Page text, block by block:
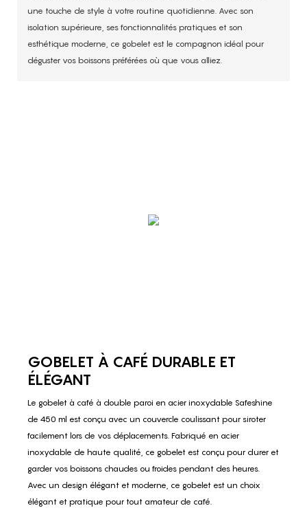
une touche de style à votre routine quotidienne. Avec son
isolation supérieure, ses fonctionnalités pratiques et son
esthétique moderne, ce gobelet est le compagnon idéal pour
déguster vos boissons préférées où que vous alliez.
GOBELET À CAFÉ DURABLE ET
ÉLÉGANT
Le gobelet à café à double paroi en acier inoxydable Safeshine
de 450 ml est conçu avec un couvercle coulissant pour siroter
facilement lors de vos déplacements. Fabriqué en acier
inoxydable de haute qualité, ce gobelet est conçu pour durer et
garder vos boissons chaudes ou froides pendant des heures.
Avec un design élégant et moderne, ce gobelet est un choix
élégant et pratique pour tout amateur de café.